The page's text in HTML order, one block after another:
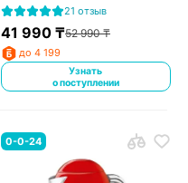
21 отзыв
41 990 ₸52 990₸
до 4 199
Узнать
о поступлении
0-0-24